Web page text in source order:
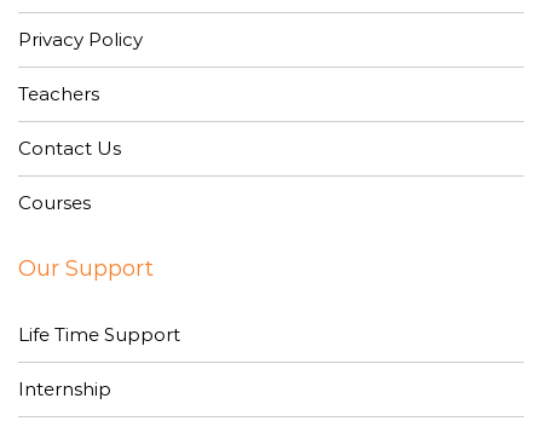
Privacy Policy
Teachers
Contact Us
Courses
Our Support
Life Time Support
Internship